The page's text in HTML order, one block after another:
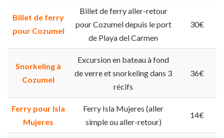
Billet de ferry
pour Cozumel
Billet de ferry aller-retour
pour Cozumel depuis le port
de Playa del Carmen
30€
Snorkeling à
Cozumel
Excursion en bateau à fond
de verre et snorkeling dans 3
récifs
36€
Ferry pour Isla
Mujeres
Ferry Isla Mujeres (aller
simple ou aller-retour)
14€